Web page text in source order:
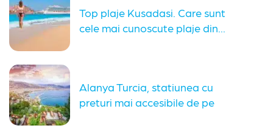
Top plaje Kusadasi. Care sunt
cele mai cunoscute plaje din...
Alanya Turcia, statiunea cu
preturi mai accesibile de pe